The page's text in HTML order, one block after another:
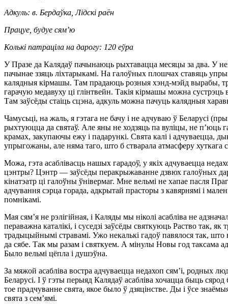
Адкуль: в. Бердаўка, Лідскі раён
Працуе, будуе сям’ю
Колькі патраціла на дарогу: 120 еўра
У Празе да Калядаў пачынаюць рыхтавацца месяцы за два. У
пачынае ззяць ліхтарыкамі. На галоўных плошчах ставяць
калядныя кірмашы. Там прадаюць розныя хэнд-мэйд вырабы,
гарачую медавуху ці глінтвейн. Такія кірмашы можна сустрэць
Там заўсёды стаіць сцэна, адкуль можна пачуць калядныя
Чамусьці, на жаль, я гэтага не бачу і не адчуваю ў Беларусі
рыхтуюцца да святаў. Але яны не ходзяць па вуліцы, не п’юць
крамах, закупаючы ежу і падарункі. Свята калі і адчуваецца,
упрыгожаны, але няма таго, што б стварала атмасферу хуткага
Можа, гэта асаблівасць нашых гарадоў, у якіх адчуваецца
цэнтры? Цэнтр — заўсёды перакрыжаванне дзвюх галоўных
кінатэатр ці галоўны ўнівермаг. Мне вельмі не хапае пасля
адчування сэрца горада, адкрытай прасторы з кавярнямі і
помнікамі.
Мая сям’я не рэлігійная, і Каляды мы ніколі асабліва не
пераважна каталікі, і суседзі заўсёды святкуюць Раство так, як
традыцыйнымі стравамі. Ужо некалькі гадоў павялося так,
да сябе. Так мы разам і святкуем. А мінулы Новы год таксама
Было вельмі цёпла і душэўна.
За мяжой асабліва востра адчуваецца недахоп сям’і, родных
Беларусі. І ў гэты перыяд Калядаў асабліва хочацца быць сярод
тое прадчуванне свята, якое было ў дзяцінстве. Ды і ўсе
свята з сем’ямі.